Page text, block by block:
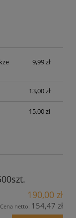
9,99 zł
13,00 zł
15,00 zł
190,00 zł
Cena netto: 154,47 zł